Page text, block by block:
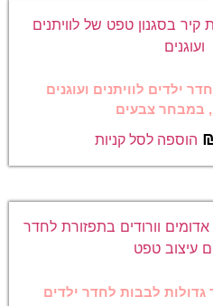
ילדים לוויתנים ועוגנים
במבחר צבעים
הוספה לסל קניות
קיר גדולות לבבות לחדר ילדים